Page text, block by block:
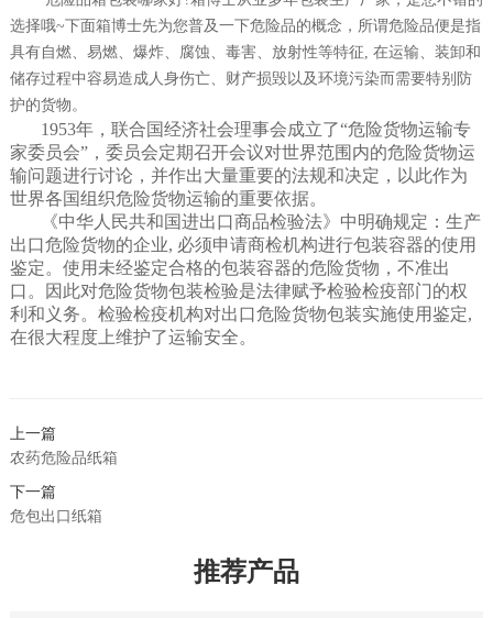
选择哦~下面箱博士先为您普及一下危险品的概念，所谓危险品便是指
具有自燃、易燃、爆炸、腐蚀、毒害、放射性等特征, 在运输、装卸和
储存过程中容易造成人身伤亡、财产损毁以及环境污染而需要特别防
护的货物。
1953年，联合国经济社会理事会成立了“危险货物运输专
家委员会”，委员会定期召开会议对世界范围内的危险货物运
输问题进行讨论，并作出大量重要的法规和决定，以此作为
世界各国组织危险货物运输的重要依据。
《中华人民共和国进出口商品检验法》中明确规定：生产
出口危险货物的企业, 必须申请商检机构进行包装容器的使用
鉴定。使用未经鉴定合格的包装容器的危险货物，不准出
口。因此对危险货物包装检验是法律赋予检验检疫部门的权
利和义务。检验检疫机构对出口危险货物包装实施使用鉴定,
在很大程度上维护了运输安全。
上一篇
农药危险品纸箱
下一篇
危包出口纸箱
推荐产品